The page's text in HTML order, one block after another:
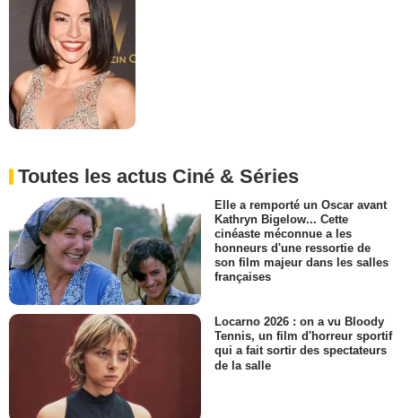
Toutes les actus Ciné & Séries
Elle a remporté un Oscar avant
Kathryn Bigelow... Cette
cinéaste méconnue a les
honneurs d'une ressortie de
son film majeur dans les salles
françaises
Locarno 2026 : on a vu Bloody
Tennis, un film d'horreur sportif
qui a fait sortir des spectateurs
de la salle